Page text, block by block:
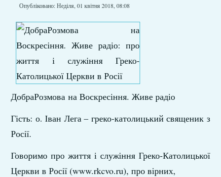
Опубліковано: Неділя, 01 квітня 2018, 08:08
ДобраРозмова на Воскресіння. Живе радіо
Гість: о. Іван Лега – греко-католицький священик з
Росії.
Говоримо про життя і служіння Греко-Католицької
Церкви в Росії (www.rkcvo.ru), про вірних,